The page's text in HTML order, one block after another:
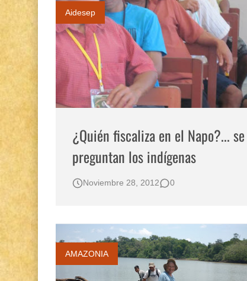
Aidesep
¿Quién fiscaliza en el Napo?... se
preguntan los indígenas
Noviembre 28, 2012 0
AMAZONIA